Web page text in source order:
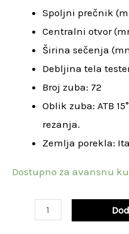
Spoljni prečnik
Centralni otvor
Širina sečenja
Debljina tela
Broj zuba: 72
Oblik zuba: ATB
rezanja.
Zemlja porekla:
Dostupno za avansnu
materijala
30